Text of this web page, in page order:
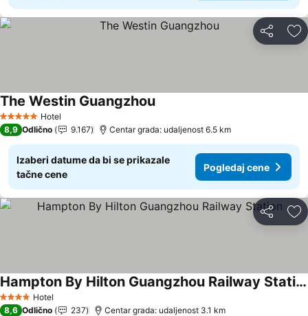
Deli
5 ZvezdiceHotel
The Westin GuangzhouPogledaj cene
8,9 Odlično 9.167 Centar grada: udaljenost 6.5 km
Izaberi datume da bi se prikazale
tačne cene
Pogledaj cene
Deli
4 ZvezdiceHotel
Hampton By Hilton Guangzhou Railway Station
Pogledaj cene
8,6 Odlično 237 Centar grada: udaljenost 3.1 km